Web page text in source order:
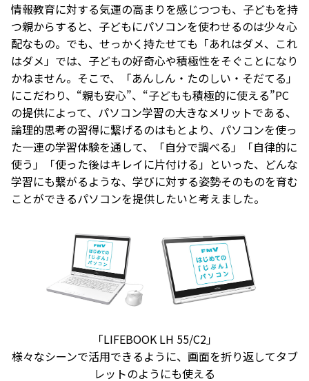
情報教育に対する気運の高まりを感じつつも、子どもを持
つ親からすると、子どもにパソコンを使わせるのは少々心
配なもの。でも、せっかく持たせても「あれはダメ、これ
はダメ」では、子どもの好奇心や積極性をそぐことになり
かねません。そこで、「あんしん・たのしい・そだてる」
にこだわり、“親も安心”、“子どもも積極的に使える”PC
の提供によって、パソコン学習の大きなメリットである、
論理的思考の習得に繋げるのはもとより、パソコンを使っ
た一連の学習体験を通して、「自分で調べる」「自律的に
使う」「使った後はキレイに片付ける」といった、どんな
学習にも繋がるような、学びに対する姿勢そのものを育む
ことができるパソコンを提供したいと考えました。
「LIFEBOOK LH 55/C2」
様々なシーンで活用できるように、画面を折り返してタブ
レットのようにも使える